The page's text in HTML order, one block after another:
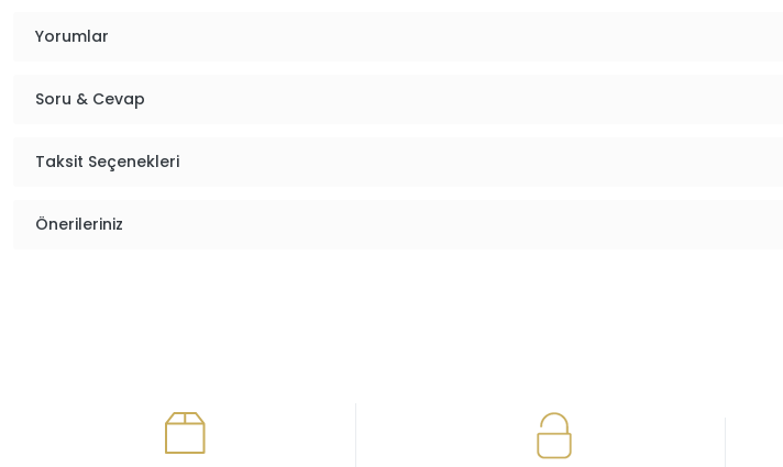
Yorumlar
Soru & Cevap
Taksit Seçenekleri
Önerileriniz